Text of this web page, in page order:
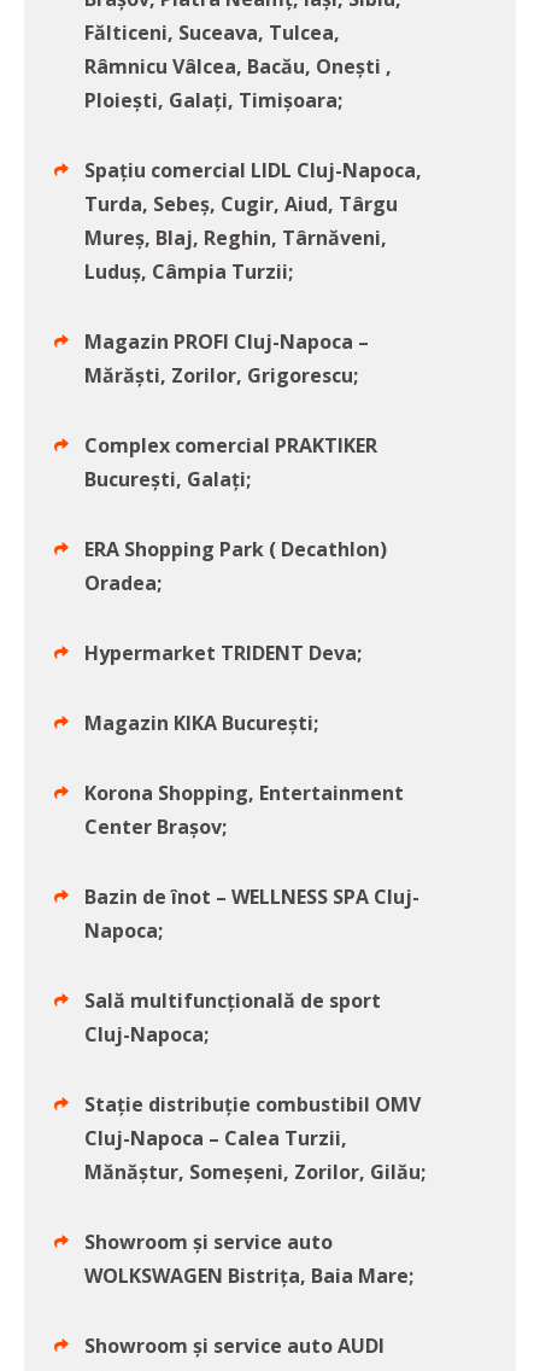
Fălticeni, Suceava, Tulcea,
Râmnicu Vâlcea, Bacău, Oneşti ,
Ploieşti, Galaţi, Timişoara;
Spațiu comercial LIDL Cluj-Napoca,
Turda, Sebeş, Cugir, Aiud, Târgu
Mureş, Blaj, Reghin, Târnăveni,
Luduş, Câmpia Turzii;
Magazin PROFI Cluj-Napoca –
Mărăşti, Zorilor, Grigorescu;
Complex comercial PRAKTIKER
Bucureşti, Galaţi;
ERA Shopping Park ( Decathlon)
Oradea;
Hypermarket TRIDENT Deva;
Magazin KIKA Bucureşti;
Korona Shopping, Entertainment
Center Braşov;
Bazin de înot – WELLNESS SPA Cluj-
Napoca;
Sală multifuncțională de sport
Cluj-Napoca;
Stație distribuție combustibil OMV
Cluj-Napoca – Calea Turzii,
Mănăştur, Someşeni, Zorilor, Gilău;
Showroom și service auto
WOLKSWAGEN Bistriţa, Baia Mare;
Showroom și service auto AUDI